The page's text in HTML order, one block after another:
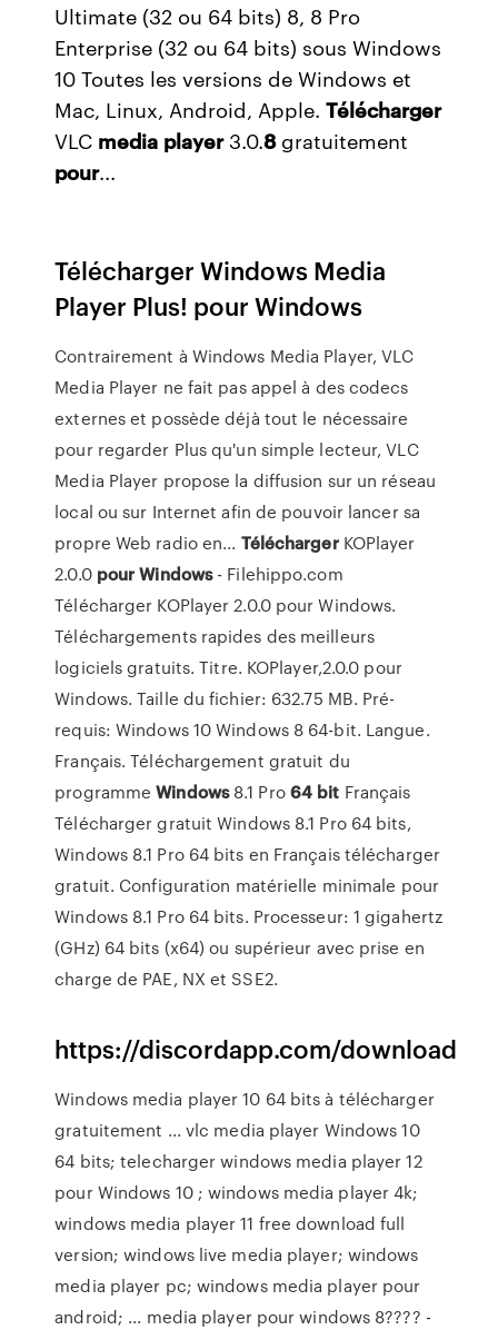
Ultimate (32 ou 64 bits) 8, 8 Pro
Enterprise (32 ou 64 bits) sous Windows
10 Toutes les versions de Windows et
Mac, Linux, Android, Apple.Télécharger
VLC media player3.0.8gratuitement
pour...
Télécharger Windows Media
Player Plus! pour Windows
Contrairement à Windows Media Player, VLC
Media Player ne fait pas appel à des codecs
externes et possède déjà tout le nécessaire
pour regarder Plus qu'un simple lecteur, VLC
Media Player propose la diffusion sur un réseau
local ou sur Internet afin de pouvoir lancer sa
propre Web radio en... TéléchargerKOPlayer
2.0.0 pour Windows- Filehippo.com
Télécharger KOPlayer 2.0.0 pour Windows.
Téléchargements rapides des meilleurs
logiciels gratuits. Titre. KOPlayer,2.0.0 pour
Windows. Taille du fichier: 632.75 MB. Pré-
requis: Windows 10 Windows 8 64-bit. Langue.
Français. Téléchargement gratuit du
programmeWindows8.1 Pro64 bit Français
Télécharger gratuit Windows 8.1 Pro 64 bits,
Windows 8.1 Pro 64 bits en Français télécharger
gratuit. Configuration matérielle minimale pour
Windows 8.1 Pro 64 bits. Processeur: 1 gigahertz
(GHz) 64 bits (x64) ou supérieur avec prise en
charge de PAE, NX et SSE2.
https://discordapp.com/download
Windows media player 10 64 bits à télécharger
gratuitement ... vlc media player Windows 10
64 bits; telecharger windows media player 12
pour Windows 10 ; windows media player 4k;
windows media player 11 free download full
version; windows live media player; windows
media player pc; windows media player pour
android; ... media player pour windows 8???? -